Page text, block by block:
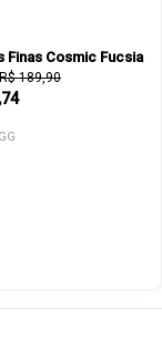
Finas Cosmic Fucsia
R$ 189,90
GG